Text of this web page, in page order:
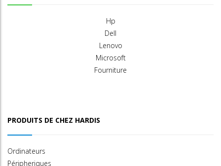
Hp
Dell
Lenovo
Microsoft
Fourniture
PRODUITS DE CHEZ HARDIS
Ordinateurs
Péripheriques